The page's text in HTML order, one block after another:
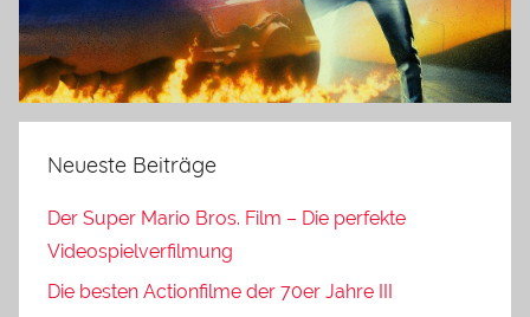
Neueste Beiträge
Der Super Mario Bros. Film – Die perfekte
Videospielverfilmung
Die besten Actionfilme der 70er Jahre III